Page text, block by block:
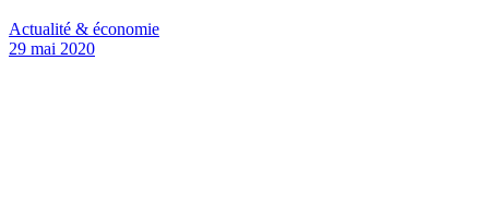
Actualité & économie
29 mai 2020